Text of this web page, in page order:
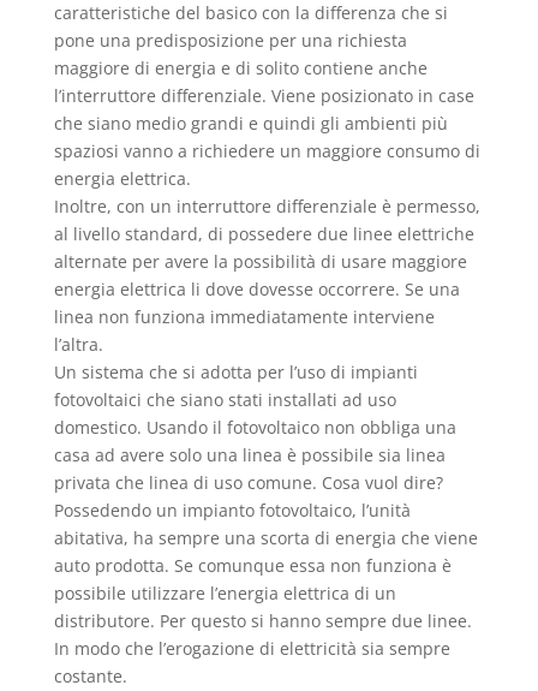
caratteristiche del basico con la differenza che si
pone una predisposizione per una richiesta
maggiore di energia e di solito contiene anche
l’interruttore differenziale. Viene posizionato in case
che siano medio grandi e quindi gli ambienti più
spaziosi vanno a richiedere un maggiore consumo di
energia elettrica.
Inoltre, con un interruttore differenziale è permesso,
al livello standard, di possedere due linee elettriche
alternate per avere la possibilità di usare maggiore
energia elettrica li dove dovesse occorrere. Se una
linea non funziona immediatamente interviene
l’altra.
Un sistema che si adotta per l’uso di impianti
fotovoltaici che siano stati installati ad uso
domestico. Usando il fotovoltaico non obbliga una
casa ad avere solo una linea è possibile sia linea
privata che linea di uso comune. Cosa vuol dire?
Possedendo un impianto fotovoltaico, l’unità
abitativa, ha sempre una scorta di energia che viene
auto prodotta. Se comunque essa non funziona è
possibile utilizzare l’energia elettrica di un
distributore. Per questo si hanno sempre due linee.
In modo che l’erogazione di elettricità sia sempre
costante.